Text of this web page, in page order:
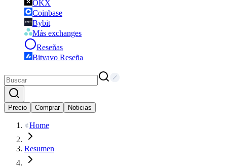
OKX
Coinbase
Bybit
Más exchanges
Reseñas
Bitvavo Reseña
Precio Comprar Noticias
Home
Resumen